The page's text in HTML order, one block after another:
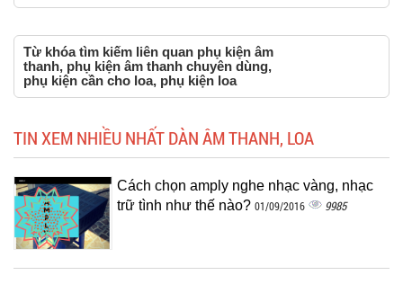
Từ khóa tìm kiếm liên quan phụ kiện âm
thanh, phụ kiện âm thanh chuyên dùng,
phụ kiện cần cho loa, phụ kiện loa
TIN XEM NHIỀU NHẤT DÀN ÂM THANH, LOA
Cách chọn amply nghe nhạc vàng, nhạc
trữ tình như thế nào? 01/09/2016 9985